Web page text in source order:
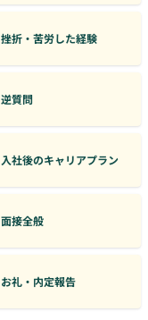
挫折・苦労した経験
逆質問
入社後のキャリアプラン
面接全般
お礼・内定報告